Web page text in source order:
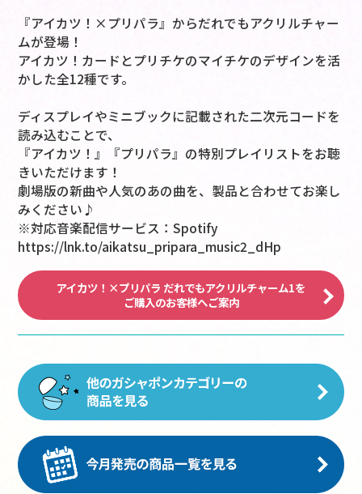
『アイカツ！×プリパラ』からだれでもアクリルチャー
ムが登場！
アイカツ！カードとプリチケのマイチケのデザインを活
かした全12種です。
ディスプレイやミニブックに記載された二次元コードを
読み込むことで、
『アイカツ！』『プリパラ』の特別プレイリストをお聴
きいただけます！
劇場版の新曲や人気のあの曲を、製品と合わせてお楽し
みください♪
※対応音楽配信サービス：Spotify
https://lnk.to/aikatsu_pripara_music2_dHp
アイカツ！×プリパラ だれでもアクリルチャーム1を
ご購入のお客様へご案内